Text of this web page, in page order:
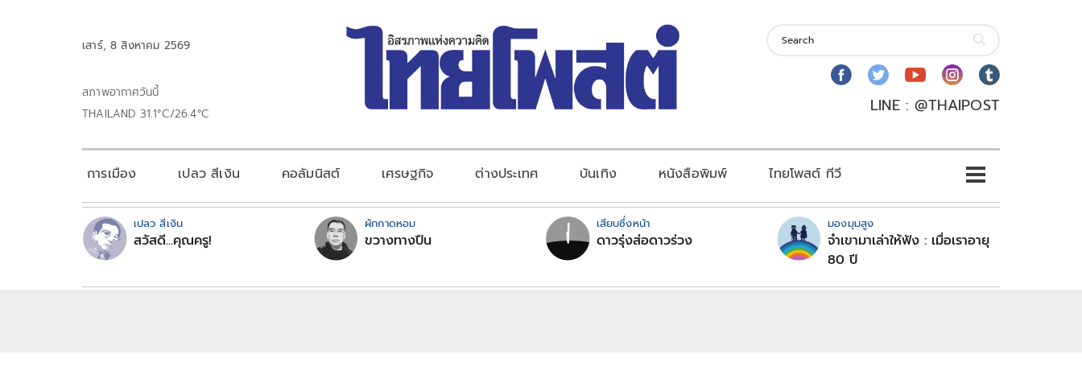
เสาร์, 8 สิงหาคม 2569
สภาพอากาศวันนี้
THAILAND 31.1°C/26.4°C
LINE : @THAIPOST
การเมือง เปลว สีเงิน คอลัมนิสต์ เศรษฐกิจ ต่างประเทศ บันเทิง หนังสือพิมพ์ ไทยโพสต์ ทีวี
เปลว สีเงิน
สวัสดี...คุณครู!
ผักกาดหอม
ขวางทางปืน
เสียบซึ่งหน้า
ดาวรุ่งส่อดาวร่วง
มองมุมสูง
จำเขามาเล่าให้ฟัง : เมื่อเราอายุ
80 ปี